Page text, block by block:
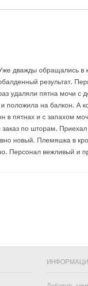
дважды обращались в
результат.
удаляли пятна мочи с
положила на балкон. А
в пятнах и с запахом
по шторам. Приехал
новый. Племяшка в
Персонал вежливый и